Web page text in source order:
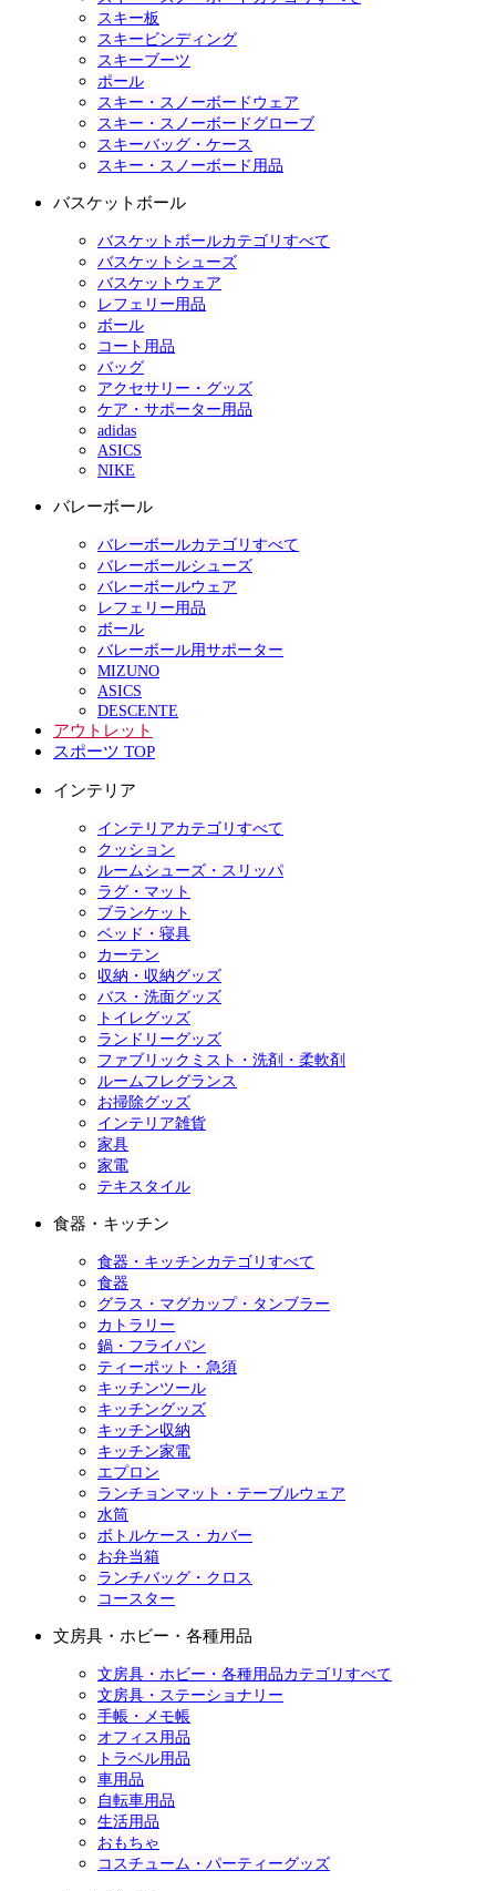
スキー板
スキービンディング
スキーブーツ
ポール
スキー・スノーボードウェア
スキー・スノーボードグローブ
スキーバッグ・ケース
スキー・スノーボード用品
バスケットボール
バスケットボールカテゴリすべて
バスケットシューズ
バスケットウェア
レフェリー用品
ボール
コート用品
バッグ
アクセサリー・グッズ
ケア・サポーター用品
adidas
ASICS
NIKE
バレーボール
バレーボールカテゴリすべて
バレーボールシューズ
バレーボールウェア
レフェリー用品
ボール
バレーボール用サポーター
MIZUNO
ASICS
DESCENTE
アウトレット
スポーツ TOP
インテリア
インテリアカテゴリすべて
クッション
ルームシューズ・スリッパ
ラグ・マット
ブランケット
ベッド・寝具
カーテン
収納・収納グッズ
バス・洗面グッズ
トイレグッズ
ランドリーグッズ
ファブリックミスト・洗剤・柔軟剤
ルームフレグランス
お掃除グッズ
インテリア雑貨
家具
家電
テキスタイル
食器・キッチン
食器・キッチンカテゴリすべて
食器
グラス・マグカップ・タンブラー
カトラリー
鍋・フライパン
ティーポット・急須
キッチンツール
キッチングッズ
キッチン収納
キッチン家電
エプロン
ランチョンマット・テーブルウェア
水筒
ボトルケース・カバー
お弁当箱
ランチバッグ・クロス
コースター
文房具・ホビー・各種用品
文房具・ホビー・各種用品カテゴリすべて
文房具・ステーショナリー
手帳・メモ帳
オフィス用品
トラベル用品
車用品
自転車用品
生活用品
おもちゃ
コスチューム・パーティーグッズ